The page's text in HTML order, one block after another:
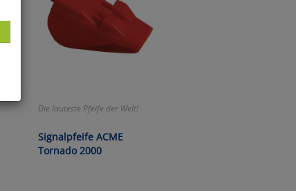
Die lauteste Pfeife der Welt!
Signalpfeife ACME
Tornado 2000